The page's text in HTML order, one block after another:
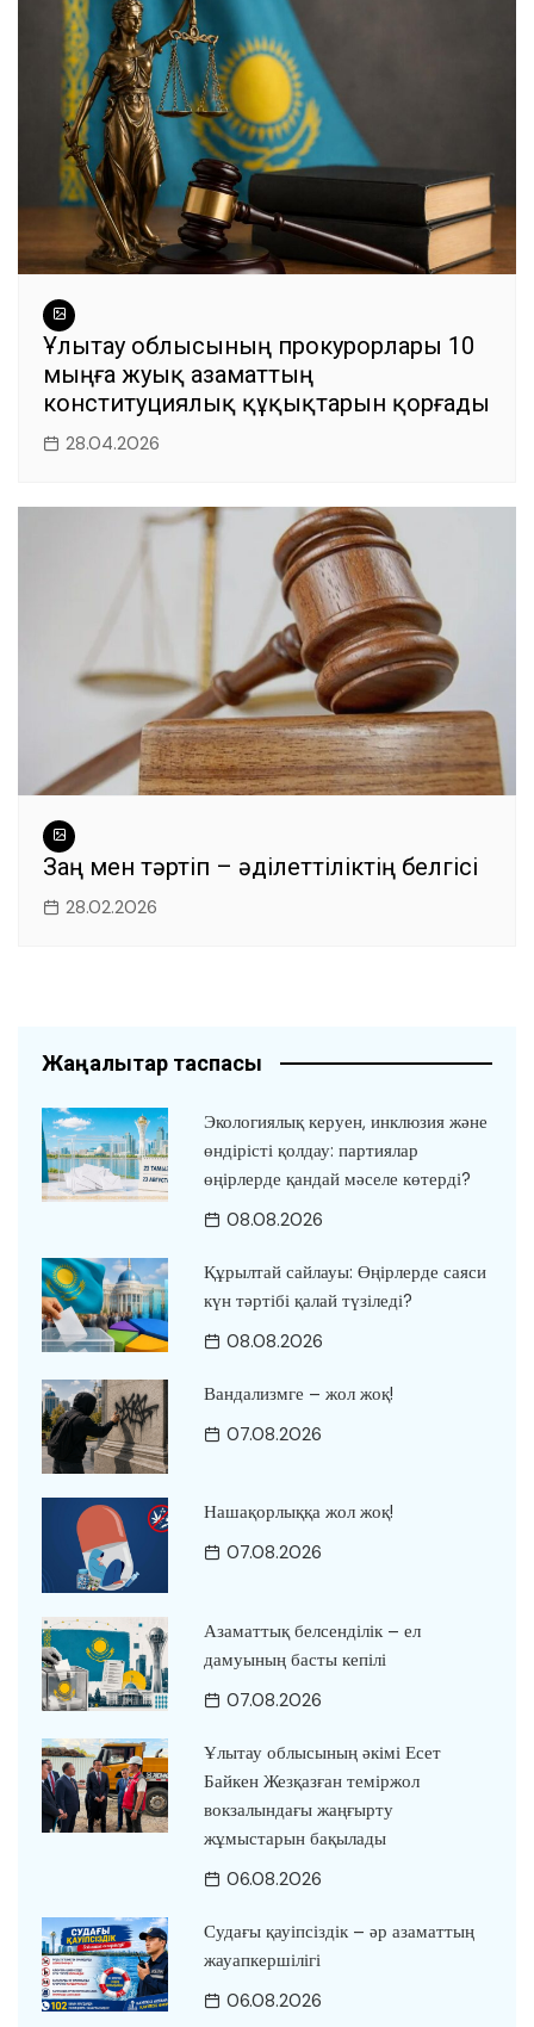
Ұлытау облысының прокурорлары 10
мыңға жуық азаматтың
конституциялық құқықтарын қорғады
28.04.2026
Заң мен тәртіп – әділеттіліктің белгісі
28.02.2026
Жаңалықтар таспасы
Экологиялық керуен, инклюзия және
өндірісті қолдау: партиялар
өңірлерде қандай мәселе көтерді?
08.08.2026
Құрылтай сайлауы: Өңірлерде саяси
күн тәртібі қалай түзіледі?
08.08.2026
Вандализмге – жол жоқ!
07.08.2026
Нашақорлыққа жол жоқ!
07.08.2026
Азаматтық белсенділік – ел
дамуының басты кепілі
07.08.2026
Ұлытау облысының әкімі Есет
Байкен Жезқазған теміржол
вокзалындағы жаңғырту
жұмыстарын бақылады
06.08.2026
Судағы қауіпсіздік – әр азаматтың
жауапкершілігі
06.08.2026